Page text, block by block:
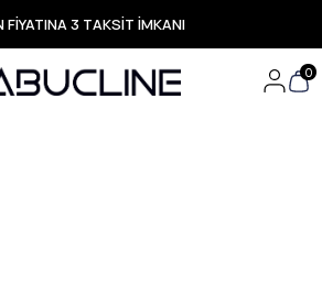
FİYATINA 3 TAKSİT İMKANI
ÜCRETSİZ KARGO
Ürünlerde Özel Fırsatlar
Ürünlerde Hızlı Teslimat
0